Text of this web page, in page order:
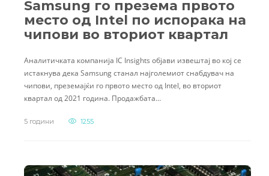
Samsung го презема првото
место од Intel по испорака на
чипови во вториот квартал
Аналитичката компанија IC Insights објави извештај во кој се
истакнува дека Samsung станал најголемиот снабдувач на
чипови, преземајќи го првото место од Intel, во вториот
квартал од 2021 година. Продажбата…
5 години 1255